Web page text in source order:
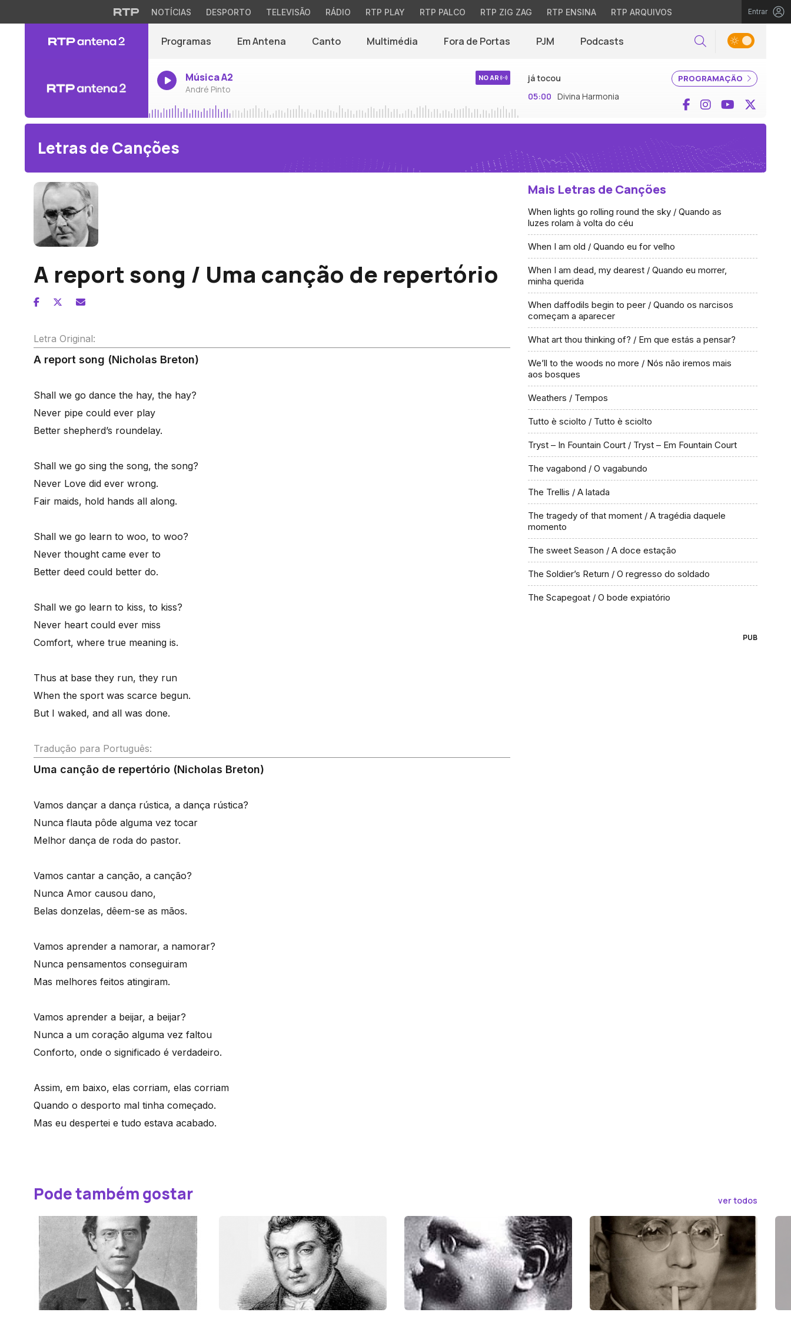
NOTÍCIAS DESPORTO TELEVISÃO RÁDIO RTP PLAY RTP PALCO RTP ZIG ZAG RTP ENSINA RTP ARQUIVOS Entrar
Programas Em Antena Canto Multimédia Fora de Portas PJM Podcasts Pesquisar
Música A2
André Pinto
NO AR PROGRAMAÇÃO
já tocou
05:00 Divina Harmonia Facebook
InstagramYouTube
Letras de Canções
A report song / Uma canção de repertório
Letra Original:
A report song (Nicholas Breton)
Shall we go dance the hay, the hay?
Never pipe could ever play
Better shepherd’s roundelay.
Shall we go sing the song, the song?
Never Love did ever wrong.
Fair maids, hold hands all along.
Shall we go learn to woo, to woo?
Never thought came ever to
Better deed could better do.
Shall we go learn to kiss, to kiss?
Never heart could ever miss
Comfort, where true meaning is.
Thus at base they run, they run
When the sport was scarce begun.
But I waked, and all was done.
Tradução para Português:
Uma canção de repertório (Nicholas Breton)
Vamos dançar a dança rústica, a dança rústica?
Nunca flauta pôde alguma vez tocar
Melhor dança de roda do pastor.
Vamos cantar a canção, a canção?
Nunca Amor causou dano,
Belas donzelas, dêem-se as mãos.
Vamos aprender a namorar, a namorar?
Nunca pensamentos conseguiram
Mas melhores feitos atingiram.
Vamos aprender a beijar, a beijar?
Nunca a um coração alguma vez faltou
Conforto, onde o significado é verdadeiro.
Assim, em baixo, elas corriam, elas corriam
Quando o desporto mal tinha começado.
Mas eu despertei e tudo estava acabado.
Mais Letras de Canções
When lights go rolling round the sky / Quando as
luzes rolam à volta do céu
When I am old / Quando eu for velho
When I am dead, my dearest / Quando eu morrer,
minha querida
When daffodils begin to peer / Quando os narcisos
começam a aparecer
What art thou thinking of? / Em que estás a pensar?
We’ll to the woods no more / Nós não iremos mais
aos bosques
Weathers / Tempos
Tutto è sciolto / Tutto è sciolto
Tryst – In Fountain Court / Tryst – Em Fountain Court
The vagabond / O vagabundo
The Trellis / A latada
The tragedy of that moment / A tragédia daquele
momento
The sweet Season / A doce estação
The Soldier’s Return / O regresso do soldado
The Scapegoat / O bode expiatório
PUB
Pode também gostar ver todos